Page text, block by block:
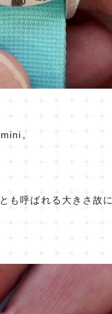
。
も呼ばれる大きさ故に